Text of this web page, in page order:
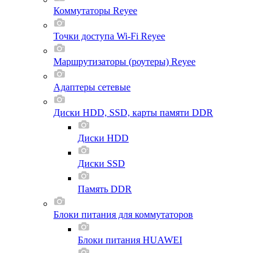
Коммутаторы Reyee
Точки доступа Wi-Fi Reyee
Маршрутизаторы (роутеры) Reyee
Адаптеры сетевые
Диски HDD, SSD, карты памяти DDR
Диски HDD
Диски SSD
Память DDR
Блоки питания для коммутаторов
Блоки питания HUAWEI